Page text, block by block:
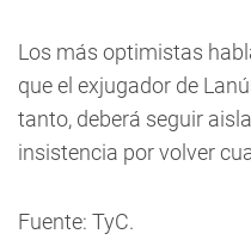
Los más optimistas
que el exjugador de
tanto, deberá seguir
insistencia por volver
Fuente: TyC.